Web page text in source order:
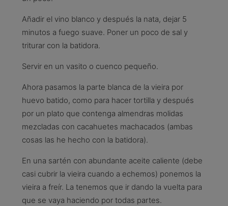
Añadir el vino blanco y después la nata, dejar 5
minutos a fuego suave. Poner un poco de sal y
triturar con la batidora.
Servir en un vasito o cuenco pequeño.
Ahora pasamos la parte blanca de la vieira por
huevo batido, como para hacer tortilla y después
por un plato que contenga almendras molidas
mezcladas con cacahuetes machacados (ambas
cosas las he hecho con la batidora).
En una sartén con abundante aceite caliente (debe
casi cubrir la vieira cuando a echemos) ponemos la
vieira a freír. La tenemos que ir dando la vuelta para
que se vaya haciendo por todas partes.